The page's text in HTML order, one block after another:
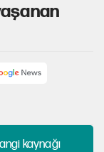
kaynağı